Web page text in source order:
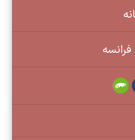
فرانسه